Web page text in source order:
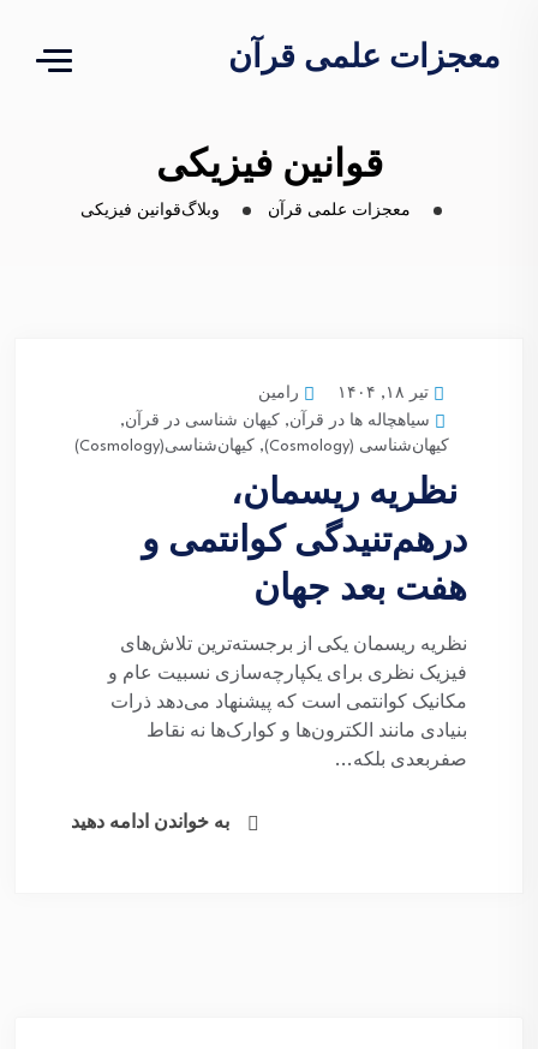
معجزات علمی قرآن
قوانین فیزیکی
معجزات علمی قرآن وبلاگقوانین فیزیکی
تیر ۱۸, ۱۴۰۴
رامین
سیاهچاله ها در قرآن, کیهان شناسی در قرآن,
کیهان‌شناسی (Cosmology)
, کیهان‌شناسی(Cosmology)
نظریه ریسمان،
درهم‌تنیدگی کوانتمی و
هفت بعد جهان
نظریه ریسمان یکی از برجسته‌ترین تلاش‌های
فیزیک نظری برای یکپارچه‌سازی نسبیت عام و
مکانیک کوانتمی است که پیشنهاد می‌دهد ذرات
بنیادی مانند الکترون‌ها و کوارک‌ها نه نقاط
صفربعدی بلکه...
به خواندن ادامه دهید